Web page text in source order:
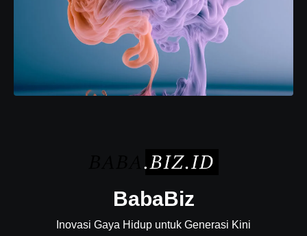
BabaBiz
Inovasi Gaya Hidup untuk Generasi Kini